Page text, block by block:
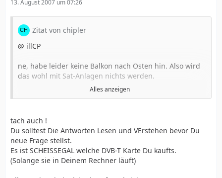
13. August 2007 um 07:26
Zitat von chipler
@ illCP
ne, habe leider keine Balkon nach Osten hin. Also wird
das wohl mit Sat-Anlagen nichts werden.
Würdet ihr mir denn empfehlen auf DVB-T2 zu warten,
oder soll ich mir sofort ne DVB-T Karten kaufen, und
wenn ja welche. Bin leider immernoch nicht viel weiter
mit den Vorstellungen. Oder sollte man doch lieber ne
DVB-C Karten kaufen?
THX
Alles anzeigen
tach auch !
Du solltest Die Antworten Lesen und VErstehen bevor Du
neue Frage stellst.
Es ist SCHEISSEGAL welche DVB-T Karte Du kaufts.
(Solange sie in Deinem Rechner läuft)